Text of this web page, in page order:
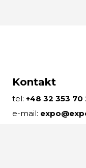
Kontakt
tel: +48 32 353 70
e-mail: